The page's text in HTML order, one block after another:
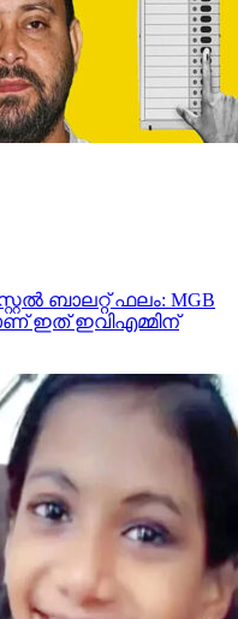
ബാലറ്റ് ഫലം: MGB
ഇത് ഇവിഎമ്മിന്